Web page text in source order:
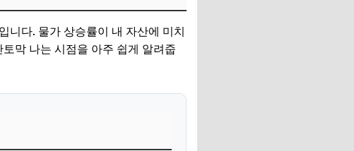
니다. 물가 상승률이 내 자산에 미치
막 나는 시점을 아주 쉽게 알려줍